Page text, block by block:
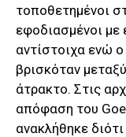
τοποθετημένοι
εφοδιασμένοι με
αντίστοιχα ενώ
βρισκόταν
άτρακτο. Στις
απόφαση του
ανακλήθηκε